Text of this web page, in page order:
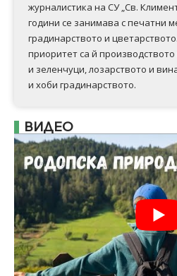
журналистика на СУ „Св.
години се занимава с печатни
градинарството и
приоритет са й
и зеленчуци, лозарството и
и хоби градинарството.
ВИДЕО